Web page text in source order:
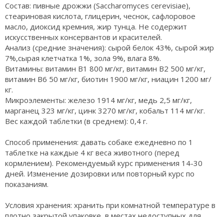
Состав: пивные дрожжи (Saccharomyces cerevisiae),
стеариновая кислота, глицерин, чеснок, сафлоровое
масло, диоксид кремния, жир тунца. Не содержит
искусственных консервантов и красителей.
Анализ (средние значения): сырой белок 43%, сырой жир
7%,сырая клетчатка 1%, зола 9%, влага 8%.
Витамины: витамин В1 800 мг/кг, витамин В2 500 мг/кг,
витамин В6 50 мг/кг, биотин 1900 мг/кг, ниацин 1200 мг/
кг.
Микроэлементы: железо 1914 мг/кг, медь 2,5 мг/кг,
марганец 323 мг/кг, цинк 3270 мг/кг, кобальт 114 мг/кг.
Вес каждой таблетки (в среднем): 0,4 г.
Способ применения: давать собаке ежедневно по 1
таблетке на каждые 4 кг веса животного (перед
кормлением). Рекомендуемый курс применения 14-30
дней. Изменение дозировки или повторный курс по
показаниям.
Условия хранения: хранить при комнатной температуре в